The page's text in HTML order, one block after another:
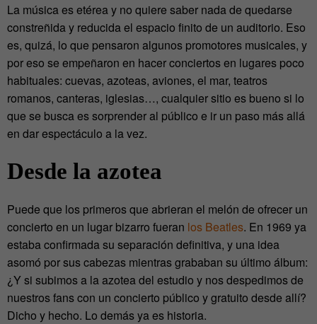
La música es etérea y no quiere saber nada de quedarse
constreñida y reducida el espacio finito de un auditorio. Eso
es, quizá, lo que pensaron algunos promotores musicales, y
por eso se empeñaron en hacer conciertos en lugares poco
habituales: cuevas, azoteas, aviones, el mar, teatros
romanos, canteras, iglesias…, cualquier sitio es bueno si lo
que se busca es sorprender al público e ir un paso más allá
en dar espectáculo a la vez.
Desde la azotea
Puede que los primeros que abrieran el melón de ofrecer un
concierto en un lugar bizarro fueran los Beatles. En 1969 ya
estaba confirmada su separación definitiva, y una idea
asomó por sus cabezas mientras grababan su último álbum:
¿Y si subimos a la azotea del estudio y nos despedimos de
nuestros fans con un concierto público y gratuito desde allí?
Dicho y hecho. Lo demás ya es historia.